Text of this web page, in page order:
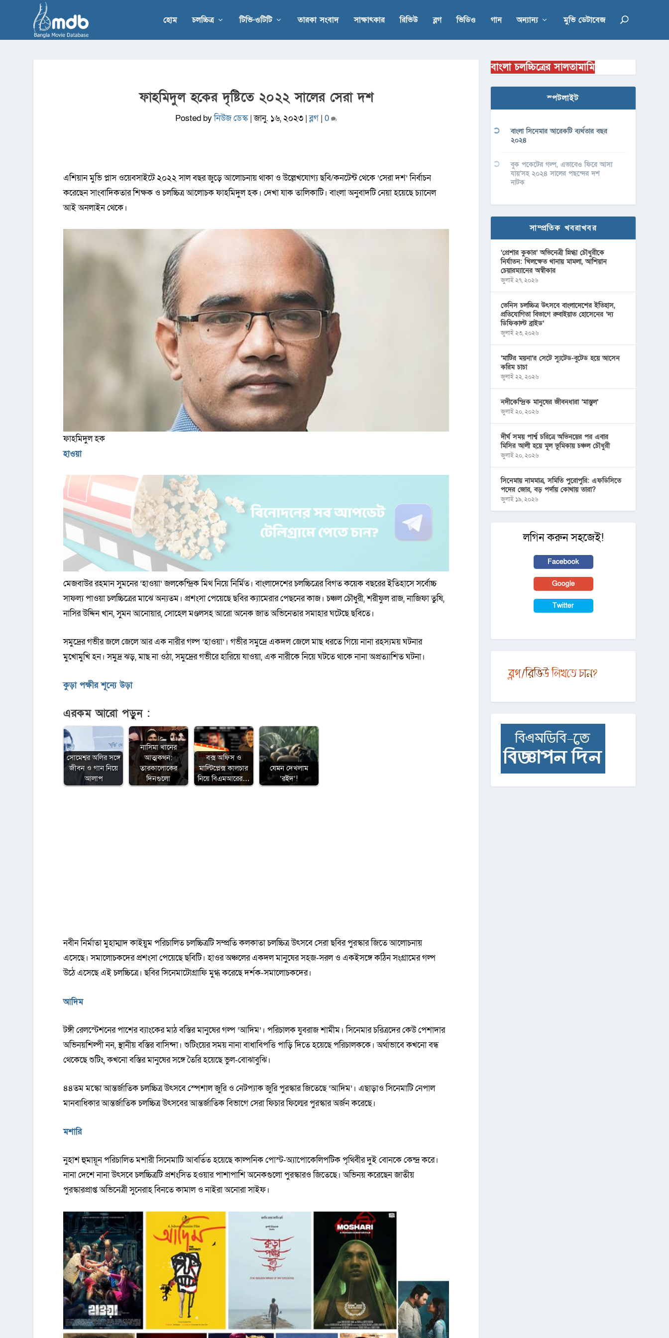
হোম চলচ্চিত্র টিভি-ওটিটি তারকা সংবাদ সাক্ষাৎকার রিভিউ ব্লগ ভিডিও গান অন্যান্য মুভি ডেটাবেজ
ফাহমিদুল হকের দৃষ্টিতে ২০২২ সালের সেরা দশ
Posted byনিউজ ডেস্ক|জানু. ১৬, ২০২৩ |ব্লগ |0
এশিয়ান মুভি প্লাস ওয়েবসাইটে ২০২২ সাল বছর জুড়ে আলোচনায় থাকা ও উল্লেখযোগ্য ছবি/কনটেন্ট থেকে ‌‘সেরা দশ’ নির্বাচন
করেছেন সাংবাদিকতার শিক্ষক ও চলচ্চিত্র আলোচক ফাহমিদুল হক। দেখা যাক তালিকাটি। বাংলা অনুবাদটি নেয়া হয়েছে চ্যানেল
আই অনলাইন থেকে।
ফাহমিদুল হক
হাওয়া
মেজবাউর রহমান সুমনের ‘হাওয়া’ জলকেন্দ্রিক মিথ নিয়ে নির্মিত। বাংলাদেশের চলচ্চিত্রের বিগত কয়েক বছরের ইতিহাসে সর্বোচ্চ
সাফল্য পাওয়া চলচ্চিত্রের মাঝে অন্যতম। প্রশংসা পেয়েছে ছবির ক্যামেরার পেছনের কাজ। চঞ্চল চৌধুরী, শরীফুল রাজ, নাজিফা তুষি,
নাসির উদ্দিন খান, সুমন আনোয়ার, সোহেল মণ্ডলসহ আরো অনেক জাত অভিনেতার সমাহার ঘটেছে ছবিতে।
সমুদ্রের গভীর জলে জেলে আর এক নারীর গল্প ‘হাওয়া’। গভীর সমুদ্রে একদল জেলে মাছ ধরতে গিয়ে নানা রহস্যময় ঘটনার
মুখোমুখি হন। সমুদ্র ঝড়, মাছ না ওঠা, সমুদ্রের গভীরে হারিয়ে যাওয়া, এক নারীকে নিয়ে ঘটতে থাকে নানা অপ্রত্যাশিত ঘটনা।
কুড়া পক্ষীর শূন্যে উড়া
এরকম আরো পড়ুন :
সোমেশ্বর অলির সঙ্গে
জীবন ও গান নিয়ে
আলাপ
নাসিমা খানের
আত্মকথন:
তারকালোকের
দিনগুলো
বক্স অফিস ও
মাল্টিপ্লেক্স কালচার
নিয়ে বিএমআরের…
যেমন দেখলাম
‘রইদ’!
নবীন নির্মাতা মুহাম্মাদ কাইয়ুম পরিচালিত চলচ্চিত্রটি সম্প্রতি কলকাতা চলচ্চিত্র উৎসবে সেরা ছবির পুরস্কার জিতে আলোচনায়
এসেছে। সমালোচকদের প্রশংসা পেয়েছে ছবিটি। হাওর অঞ্চলের একদল মানুষের সহজ-সরল ও একইসঙ্গে কঠিন সংগ্রামের গল্প
উঠে এসেছে এই চলচ্চিত্রে। ছবির সিনেমাটোগ্রাফি মুগ্ধ করেছে দর্শক-সমালোচকদের।
আদিম
টঙ্গী রেলস্টেশনের পাশের ব্যাংকের মাঠ বস্তির মানুষের গল্প ‘আদিম’। পরিচালক যুবরাজ শামীম। সিনেমার চরিত্রদের কেউ পেশাদার
অভিনয়শিল্পী নন, স্থানীয় বস্তির বাসিন্দা। শুটিংয়ের সময় নানা বাধাবিপত্তি পাড়ি দিতে হয়েছে পরিচালককে। অর্থাভাবে কখনো বন্ধ
থেকেছে শুটিং, কখনো বস্তির মানুষের সঙ্গে তৈরি হয়েছে ভুল-বোঝাবুঝি।
৪৪তম মস্কো আন্তর্জাতিক চলচ্চিত্র উৎসবে স্পেশাল জুরি ও নেটপ্যাক জুরি পুরস্কার জিতেছে ‘আদিম’। এছাড়াও সিনেমাটি নেপাল
মানবাধিকার আন্তর্জাতিক চলচ্চিত্র উৎসবের আন্তর্জাতিক বিভাগে সেরা ফিচার ফিল্মের পুরস্কার অর্জন করেছে।
মশারি
নুহাশ হুমায়ূন পরিচালিত মশারী সিনেমাটি আবর্তিত হয়েছে কাল্পনিক পোস্ট-অ্যাপোকেলিপটিক পৃথিবীর দুই বোনকে কেন্দ্র করে।
নানা দেশে নানা উৎসবে চলচ্চিত্রটি প্রশংসিত হওয়ার পাশাপাশি অনেকগুলো পুরস্কারও জিতেছে। অভিনয় করেছেন জাতীয়
পুরস্কারপ্রাপ্ত অভিনেত্রী সুনেরাহ বিনতে কামাল ও নাইরা অনোরা সাইফ।
বাংলা চলচ্চিত্রের সালতামামি
স্পটলাইট
বাংলা সিনেমার আরেকটি ব্যর্থতার বছর
২০২৪
বুক পকেটের গল্প, এভাবেও ফিরে আসা
যায়’সহ ২০২৪ সালের পছন্দের দশ
নাটক
সাম্প্রতিক খবরাখবর
‘প্রেশার কুকার’ অভিনেত্রী স্নিগ্ধা চৌধুরীকে
নির্যাতন: খিলক্ষেত থানায় মামলা, আশিয়ান
চেয়ারম্যানের অস্বীকার
জুলাই ২৭, ২০২৬
ভেনিস চলচ্চিত্র উৎসবে বাংলাদেশের ইতিহাস,
প্রতিযোগিতা বিভাগে রুবাইয়াত হোসেনের ‘দ্য
ডিফিকাল্ট ব্রাইড’
জুলাই ২৩, ২০২৬
‘মাটির ময়না’র সেটে স্যুটেড-বুটেড হয়ে আসেন
করিম চাচা
জুলাই ২২, ২০২৬
নদীকেন্দ্রিক মানুষের জীবনধারা ‘মাস্তুল’
জুলাই ২০, ২০২৬
দীর্ঘ সময় পার্শ্ব চরিত্রে অভিনয়ের পর এবার
মিসির আলী হয়ে মূল ভূমিকায় চঞ্চল চৌধুরী
জুলাই ২০, ২০২৬
সিনেমায় নামমাত্র, সমিতি পুরোপুরি: এফডিসিতে
পদের জোর, বড় পর্দায় কোথায় তারা?
জুলাই ১৯, ২০২৬
লগিন করুন সহজেই!
Facebook
Google
Twitter